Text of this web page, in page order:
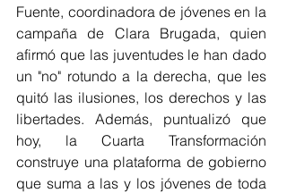
Fuente, coordinadora de jóvenes en la
campaña de Clara Brugada, quien
afirmó que las juventudes le han dado
un "no" rotundo a la derecha, que les
quitó las ilusiones, los derechos y las
libertades. Además, puntualizó que
hoy, la Cuarta Transformación
construye una plataforma de gobierno
que suma a las y los jóvenes de toda